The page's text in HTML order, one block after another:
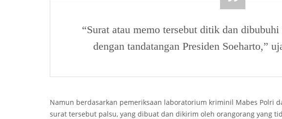
“Surat atau memo tersebut ditik dan
dengan tandatangan Presiden Soeharto,”
Namun berdasarkan pemeriksaan laboratorium kriminil Mabes Polri
surat tersebut palsu, yang dibuat dan dikirim oleh orang­orang yang